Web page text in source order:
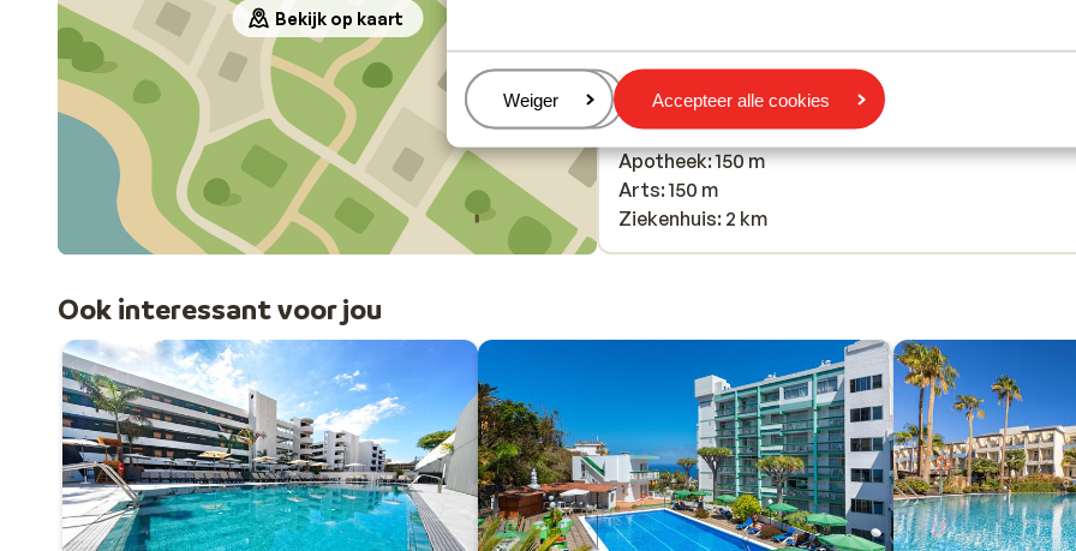
Beheren
Weiger Accepteer alle cookies
Bekijk op kaart
Afstand tot pinautomaat (binnen de
Winkels: 50 m
(Mini)supermarkt: 50 m
Restaurant: 50 m
Apotheek: 150 m
Arts: 150 m
Ziekenhuis: 2 km
Ook interessant voor jou